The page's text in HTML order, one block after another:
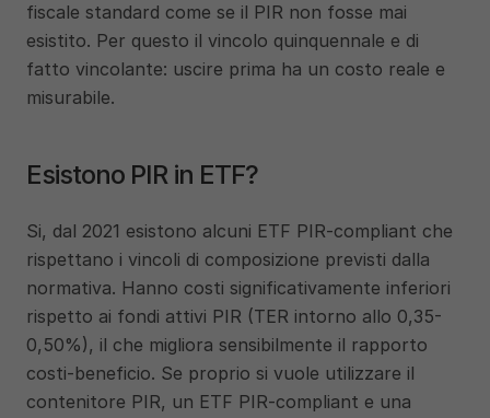
fiscale standard come se il PIR non fosse mai
esistito. Per questo il vincolo quinquennale e di
fatto vincolante: uscire prima ha un costo reale e
misurabile.
Esistono PIR in ETF?
Si, dal 2021 esistono alcuni ETF PIR-compliant che
rispettano i vincoli di composizione previsti dalla
normativa. Hanno costi significativamente inferiori
rispetto ai fondi attivi PIR (TER intorno allo 0,35-
0,50%), il che migliora sensibilmente il rapporto
costi-beneficio. Se proprio si vuole utilizzare il
contenitore PIR, un ETF PIR-compliant e una